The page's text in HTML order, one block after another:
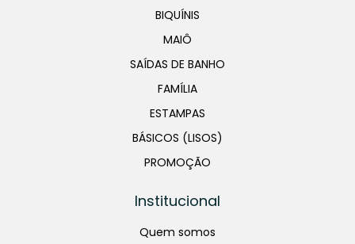
BIQUÍNIS
MAIÔ
SAÍDAS DE BANHO
FAMÍLIA
ESTAMPAS
BÁSICOS (LISOS)
PROMOÇÃO
Institucional
Quem somos